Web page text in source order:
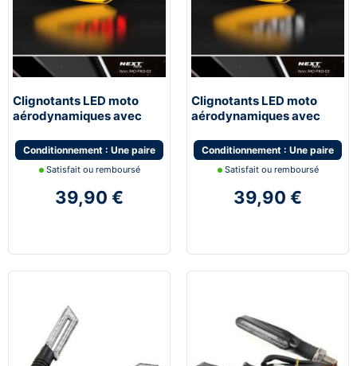
Clignotants LED moto
aérodynamiques avec
Conditionnement : Une paire
Satisfait ou remboursé
39,90 €
Clignotants LED moto
aérodynamiques avec
Conditionnement : Une paire
Satisfait ou remboursé
39,90 €